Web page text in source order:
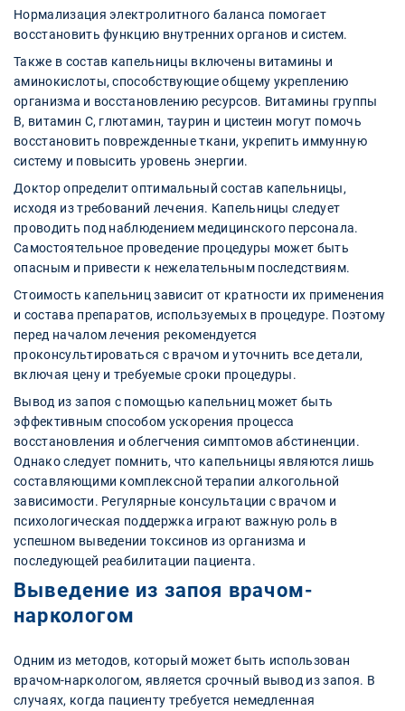
Нормализация электролитного баланса помогает
восстановить функцию внутренних органов и систем.
Также в состав капельницы включены витамины и
аминокислоты, способствующие общему укреплению
организма и восстановлению ресурсов. Витамины группы
B, витамин С, глютамин, таурин и цистеин могут помочь
восстановить поврежденные ткани, укрепить иммунную
систему и повысить уровень энергии.
Доктор определит оптимальный состав капельницы,
исходя из требований лечения. Капельницы следует
проводить под наблюдением медицинского персонала.
Самостоятельное проведение процедуры может быть
опасным и привести к нежелательным последствиям.
Стоимость капельниц зависит от кратности их применения
и состава препаратов, используемых в процедуре. Поэтому
перед началом лечения рекомендуется
проконсультироваться с врачом и уточнить все детали,
включая цену и требуемые сроки процедуры.
Вывод из запоя с помощью капельниц может быть
эффективным способом ускорения процесса
восстановления и облегчения симптомов абстиненции.
Однако следует помнить, что капельницы являются лишь
составляющими комплексной терапии алкогольной
зависимости. Регулярные консультации с врачом и
психологическая поддержка играют важную роль в
успешном выведении токсинов из организма и
последующей реабилитации пациента.
Выведение из запоя врачом-
наркологом
Одним из методов, который может быть использован
врачом-наркологом, является срочный вывод из запоя. В
случаях, когда пациенту требуется немедленная